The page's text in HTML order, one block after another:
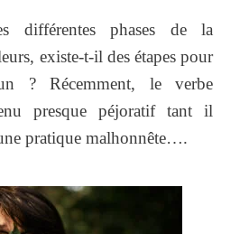
différentes phases de la
existe-t-il des étapes pour
? Récemment, le verbe
presque péjoratif tant il
pratique malhonnête….